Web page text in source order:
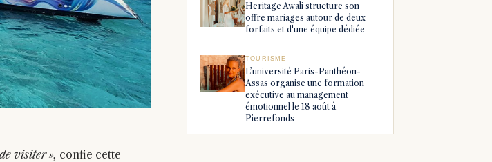
visiter », confie cette
Heritage Awali structure son
offre mariages autour de deux
forfaits et d'une équipe dédiée
TOURISME
L’université Paris-Panthéon-
Assas organise une formation
exécutive au management
émotionnel le 18 août à
Pierrefonds